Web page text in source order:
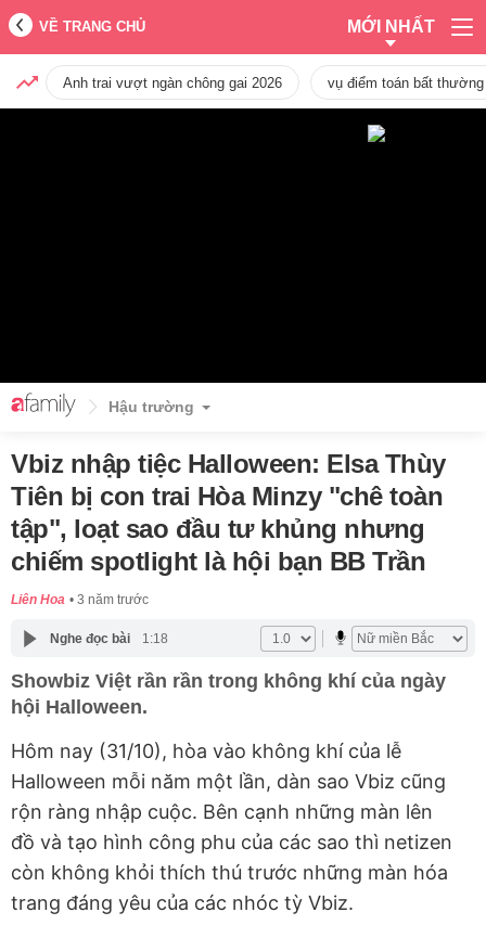
VỀ TRANG CHỦ MỚI NHẤT
Anh trai vượt ngàn chông gai 2026 vụ điểm toán bất
Hậu trường
Vbiz nhập tiệc Halloween: Elsa Thùy
Tiên bị con trai Hòa Minzy "chê toàn
tập", loạt sao đầu tư khủng nhưng
chiếm spotlight là hội bạn BB Trần
Liên Hoa 3 năm trước
Nghe đọc bài 1:18
Showbiz Việt rần rần trong không khí của ngày
hội Halloween.
Hôm nay (31/10), hòa vào không khí của lễ
Halloween mỗi năm một lần, dàn sao Vbiz cũng
rộn ràng nhập cuộc. Bên cạnh những màn lên
đồ và tạo hình công phu của các sao thì netizen
còn không khỏi thích thú trước những màn hóa
trang đáng yêu của các nhóc tỳ Vbiz.